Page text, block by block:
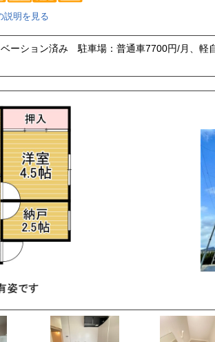
説明を見る
ーション済み 駐車場：普通車7700円/月、